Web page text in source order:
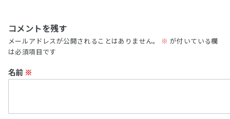
コメントを残す
メールアドレスが公開されることはありません。 ※ が付いている欄
は必須項目です
名前 ※